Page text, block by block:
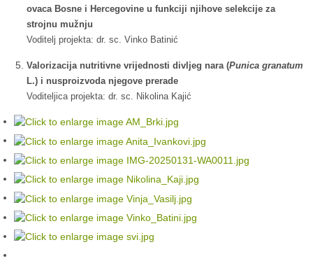
ovaca Bosne i Hercegovine u funkciji njihove selekcije za
strojnu mužnju
Voditelj projekta: dr. sc. Vinko Batinić
Valorizacija nutritivne vrijednosti divljeg nara (Punica granatum
L.) i nusproizvoda njegove prerade
Voditeljica projekta: dr. sc. Nikolina Kajić